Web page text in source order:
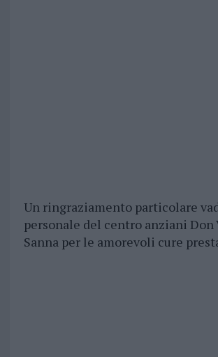
Un ringraziamento particolare
personale del centro anziani
Sanna per le amorevoli cure